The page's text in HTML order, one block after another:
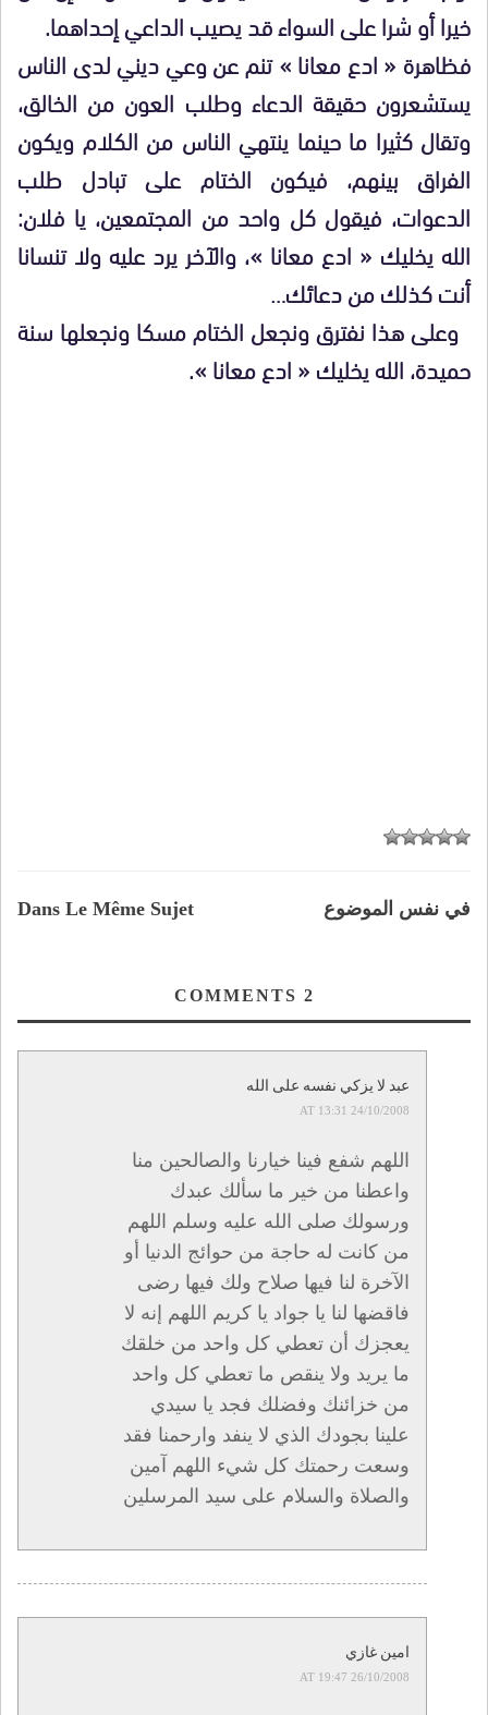
خيرا أو شرا على السواء قد يصيب الداعي إحداهما.
فظاهرة « ادع معانا » تنم عن وعي ديني لدى الناس
يستشعرون حقيقة الدعاء وطلب العون من الخالق،
وتقال كثيرا ما حينما ينتهي الناس من الكلام ويكون
الفراق بينهم، فيكون الختام على تبادل طلب
الدعوات، فيقول كل واحد من المجتمعين، يا فلان:
الله يخليك « ادع معانا »، والآخر يرد عليه ولا تنسانا
أنت كذلك من دعائك…
وعلى هذا نفترق ونجعل الختام مسكا ونجعلها سنة
حميدة، الله يخليك « ادع معانا ».
Dans Le Même Sujet في نفس الموضوع
2
عبد لا يزكي نفسه على الله
24/10/2008 AT 13:31
اللهم شفع فينا خيارنا والصالحين منا
واعطنا من خير ما سألك عبدك
ورسولك صلى الله عليه وسلم اللهم
من كانت له حاجة من حوائج الدنيا أو
الآخرة لنا فيها صلاح ولك فيها رضى
فاقضها لنا يا جواد يا كريم اللهم إنه لا
يعجزك أن تعطي كل واحد من خلقك
ما يريد ولا ينقص ما تعطي كل واحد
من خزائنك وفضلك فجد يا سيدي
علينا بجودك الذي لا ينفد وارحمنا فقد
وسعت رحمتك كل شيء اللهم آمين
والصلاة والسلام على سيد المرسلين
امين غازي
26/10/2008 AT 19:47